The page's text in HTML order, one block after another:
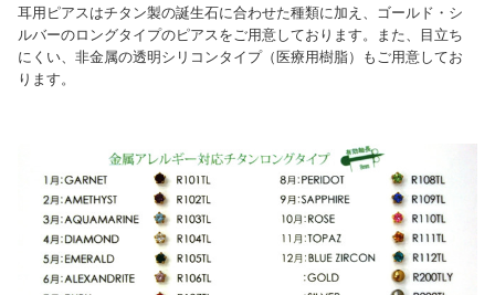
耳用ピアスはチタン製の誕生石に合わせた種類に加え、ゴールド・シ
ルバーのロングタイプのピアスをご用意しております。また、目立ち
にくい、非金属の透明シリコンタイプ（医療用樹脂）もご用意してお
ります。